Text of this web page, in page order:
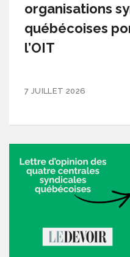
organisations
québécoises
l’OIT
7 JUILLET 2026